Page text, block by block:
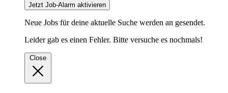
Jetzt Job-Alarm aktivieren
Neue Jobs für deine aktuelle Suche werden an gesendet.
Leider gab es einen Fehler. Bitte versuche es nochmals!
Close